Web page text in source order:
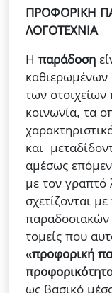
ΠΡΟΦΟΡΙΚΗ
ΛΟΓΟΤΕΧΝΙΑ
Η παράδοση
καθιερωμένων
των
κοινωνία, τα
και
αμέσως
με τον γραπτό
σχετίζονται
τομείς που
«προφορική
ως βασικό